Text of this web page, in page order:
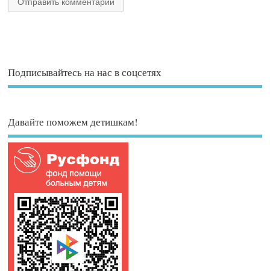
Подписывайтесь на нас в соцсетях
Давайте поможем детишкам!